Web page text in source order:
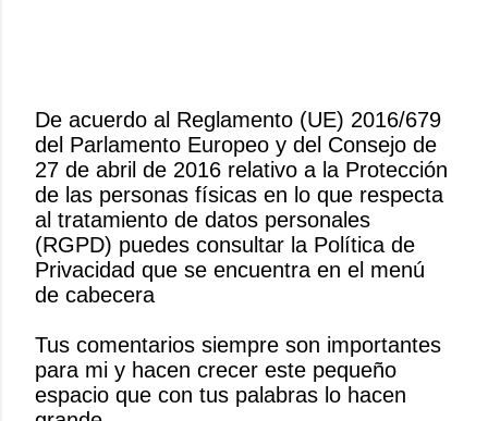
P
u
b
l
i
c
a
u
n
c
De acuerdo al Reglamento (UE) 2016/679
del Parlamento Europeo y del Consejo de
27 de abril de 2016 relativo a la Protección
de las personas físicas en lo que respecta
al tratamiento de datos personales
(RGPD) puedes consultar la Política de
Privacidad que se encuentra en el menú
de cabecera
Tus comentarios siempre son importantes
para mi y hacen crecer este pequeño
espacio que con tus palabras lo hacen